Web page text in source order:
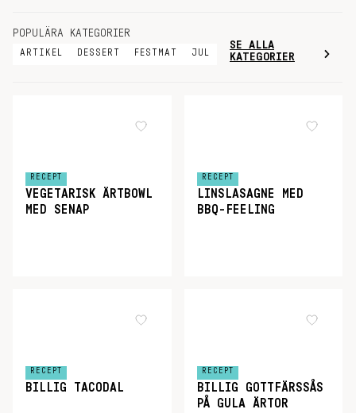
POPULÄRA KATEGORIER
ARTIKEL DESSERT FESTMAT JUL
SE ALLA
KATEGORIER
RECEPT
VEGETARISK ÄRTBOWL
MED SENAP
RECEPT
LINSLASAGNE MED
BBQ-FEELING
RECEPT
BILLIG TACODAL
RECEPT
BILLIG GOTTFÄRSSÅS
PÅ GULA ÄRTOR